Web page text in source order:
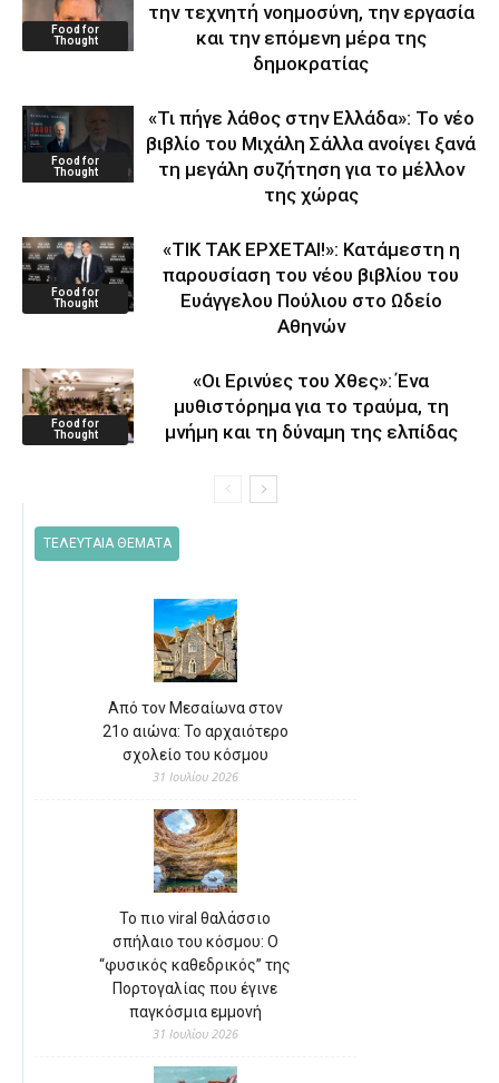
Food for
Thought
την τεχνητή νοημοσύνη, την εργασία
και την επόμενη μέρα της
δημοκρατίας
Food for
Thought
«Τι πήγε λάθος στην Ελλάδα»: Το νέο
βιβλίο του Μιχάλη Σάλλα ανοίγει ξανά
τη μεγάλη συζήτηση για το μέλλον
της χώρας
Food for
Thought
«ΤΙΚ ΤΑΚ ΕΡΧΕΤΑΙ!»: Κατάμεστη η
παρουσίαση του νέου βιβλίου του
Ευάγγελου Πούλιου στο Ωδείο
Αθηνών
Food for
Thought
«Οι Ερινύες του Χθες»: Ένα
μυθιστόρημα για το τραύμα, τη
μνήμη και τη δύναμη της ελπίδας
ΤΕΛΕΥΤΑΙΑ ΘΕΜΑΤΑ
Από τον Μεσαίωνα στον
21ο αιώνα: Το αρχαιότερο
σχολείο του κόσμου
31 Ιουλίου 2026
Το πιο viral θαλάσσιο
σπήλαιο του κόσμου: Ο
“φυσικός καθεδρικός” της
Πορτογαλίας που έγινε
παγκόσμια εμμονή
31 Ιουλίου 2026